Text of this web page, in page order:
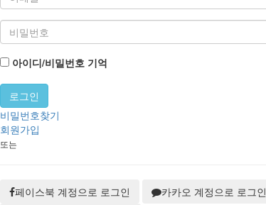
아이디/비밀번호 기억
비밀번호찾기
회원가입
또는
페이스북 계정으로 로그인 카카오 계정으로 로그인